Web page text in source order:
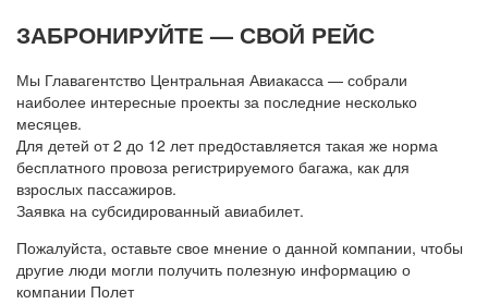
ЗАБРОНИРУЙТЕ — СВОЙ РЕЙС
Мы Главагентство Центральная Авиакасса — собрали
наиболее интересные проекты за последние несколько
месяцев.
Для детей от 2 до 12 лет предoставляется такая же норма
бесплатного провоза регистрируемого багажа, как для
взрослых пассажиров.
Заявка на субсидированный авиабилет.
Пожалуйста, оставьте свое мнение о данной компании, чтобы
другие люди могли получить полезную информацию о
компании Полет